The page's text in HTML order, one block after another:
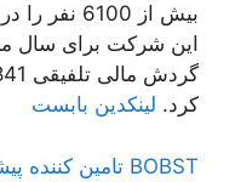
بیش از
کرد. لینکدین بابست
BOBST تامین کننده پیشرو در سراسر جهان